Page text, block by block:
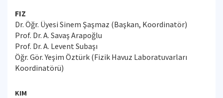
FIZ
Dr. Öğr. Üyesi Sinem Şaşmaz (Başkan, Koordinatör)
Prof. Dr. A. Savaş Arapoğlu
Prof. Dr. A. Levent Subaşı
Öğr. Gör. Yeşim Öztürk (Fizik Havuz Laboratuvarları
Koordinatörü)
KIM